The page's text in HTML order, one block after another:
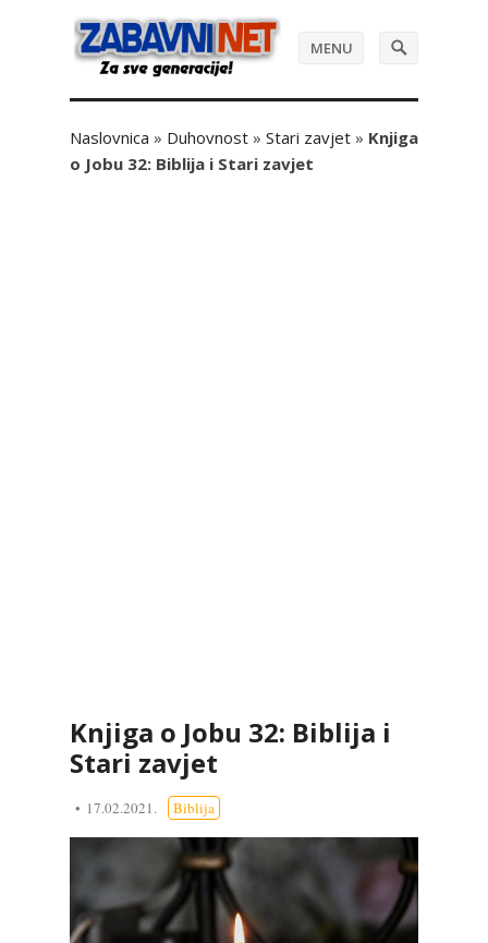
MENU
Naslovnica » Duhovnost » Stari zavjet » Knjiga
o Jobu 32: Biblija i Stari zavjet
Knjiga o Jobu 32: Biblija i
Stari zavjet
17.02.2021. Biblija